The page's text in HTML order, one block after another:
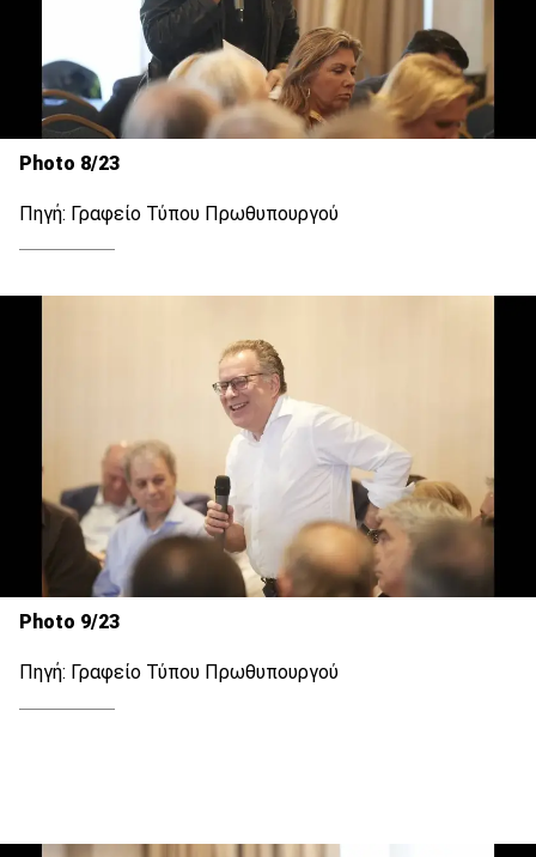
Photo 8/23
Πηγή: Γραφείο Τύπου Πρωθυπουργού
Photo 9/23
Πηγή: Γραφείο Τύπου Πρωθυπουργού